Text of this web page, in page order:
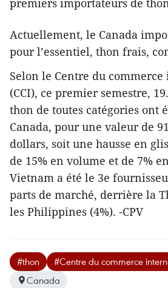
Actuellement, le Canada
pour l’essentiel, thon frais,
Selon le Centre du
(CCI), ce premier semestre,
thon de toutes catégories ont
Canada, pour une valeur de
dollars, soit une hausse en
de 15% en volume et de 7%
Vietnam a été le 3e
parts de marché, derrière la
les Philippines (4%). -CPV
#thon #Centre du commerce
Canada